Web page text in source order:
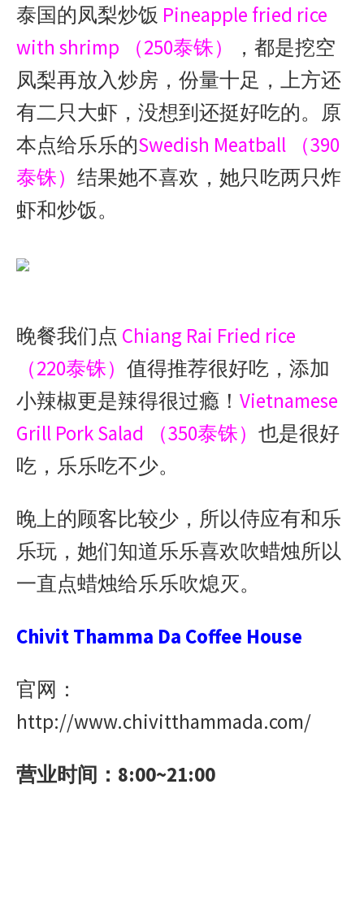
泰国的凤梨炒饭 Pineapple fried rice
with shrimp （250泰铢）
，都是挖空
凤梨再放入炒房，份量十足，上方还
有二只大虾，没想到还挺好吃的。原
本点给乐乐的Swedish Meatball （390
泰铢） 结果她不喜欢，她只吃两只炸
虾和炒饭。
晚餐我们点 Chiang Rai Fried rice
（220泰铢） 值得推荐很好吃，添加
小辣椒更是辣得很过瘾！ Vietnamese
Grill Pork Salad （350泰铢） 也是很好
吃，乐乐吃不少。
晚上的顾客比较少，所以侍应有和乐
乐玩，她们知道乐乐喜欢吹蜡烛所以
一直点蜡烛给乐乐吹熄灭。
Chivit Thamma Da Coffee House
官网：
http://www.chivitthammada.com/
营业时间：8:00~21:00